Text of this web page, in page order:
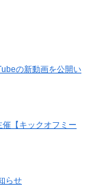
の新動画を公開い
催【キックオフミー
らせ